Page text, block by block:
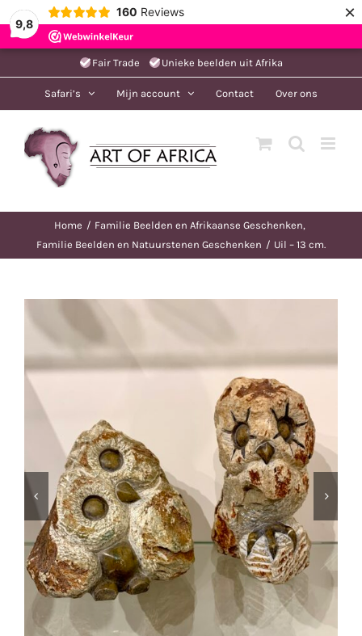
9,8
160 Reviews ×
naar
Fair Trade Unieke beelden uit Afrika
Safari’s Mijn account Contact Over ons
Home
Familie Beelden en Afrikaanse Geschenken
Familie Beelden en Natuurstenen Geschenken
Uil – 13 cm.